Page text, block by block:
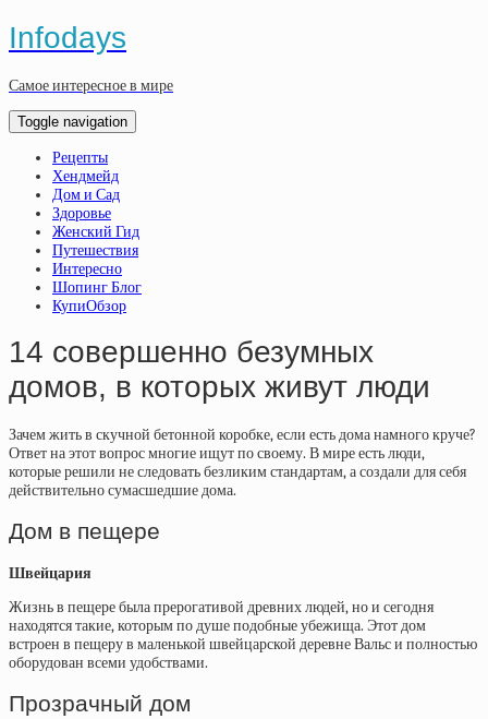
Infodays
Самое интересное в мире
Toggle navigation
Рецепты
Хендмейд
Дом и Сад
Здоровье
Женский Гид
Путешествия
Интересно
Шопинг Блог
КупиОбзор
14 совершенно безумных
домов, в которых живут люди
Зачем жить в скучной бетонной коробке, если есть дома намного круче?
Ответ на этот вопрос многие ищут по своему. В мире есть люди,
которые решили не следовать безликим стандартам, а создали для себя
действительно сумасшедшие дома.
Дом в пещере
Швейцария
Жизнь в пещере была прерогативой древних людей, но и сегодня
находятся такие, которым по душе подобные убежища. Этот дом
встроен в пещеру в маленькой швейцарской деревне Вальс и полностью
оборудован всеми удобствами.
Прозрачный дом